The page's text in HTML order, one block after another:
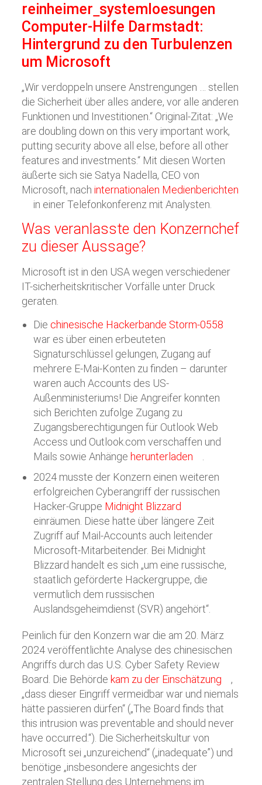
reinheimer systemloesungen
Computer-Hilfe Darmstadt:
Hintergrund zu den Turbulenzen
um Microsoft
„Wir verdoppeln unsere Anstrengungen … stellen
die Sicherheit über alles andere, vor alle anderen
Funktionen und Investitionen.“ Original-Zitat: „We
are doubling down on this very important work,
putting security above all else, before all other
features and investments.“ Mit diesen Worten
äußerte sich sie Satya Nadella, CEO von
Microsoft, nachinternationalen Medienberichten
in einer Telefonkonferenz mit Analysten.
Was veranlasste den Konzernchef
zu dieser Aussage?
Microsoft ist in den USA wegen verschiedener
IT-sicherheitskritischer Vorfälle unter Druck
geraten.
Die chinesische Hackerbande Storm-0558
war es über einen erbeuteten
Signaturschlüssel gelungen, Zugang auf
mehrere E-Mai-Konten zu finden – darunter
waren auch Accounts des US-
Außenministeriums! Die Angreifer konnten
sich Berichten zufolge Zugang zu
Zugangsberechtigungen für Outlook Web
Access und Outlook.com verschaffen und
Mails sowie Anhänge herunterladen
2024 musste der Konzern einen weiteren
erfolgreichen Cyberangriff der russischen
Hacker-Gruppe Midnight Blizzard
einräumen. Diese hatte über längere Zeit
Zugriff auf Mail-Accounts auch leitender
Microsoft-Mitarbeitender. Bei Midnight
Blizzard handelt es sich „um eine russische,
staatlich geförderte Hackergruppe, die
vermutlich dem russischen
Auslandsgeheimdienst (SVR) angehört“.
Peinlich für den Konzern war die am 20. März
2024 veröffentlichte Analyse des chinesischen
Angriffs durch das U.S. Cyber Safety Review
Board. Die Behörde kam zu der Einschätzung
,
„dass dieser Eingriff vermeidbar war und niemals
hätte passieren dürfen“ („The Board finds that
this intrusion was preventable and should never
have occurred.“). Die Sicherheitskultur von
Microsoft sei „unzureichend“ („inadequate”) und
benötige „insbesondere angesichts der
zentralen Stellung des Unternehmens im